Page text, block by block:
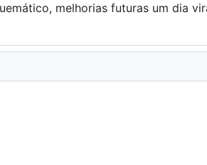
melhorias futuras um dia